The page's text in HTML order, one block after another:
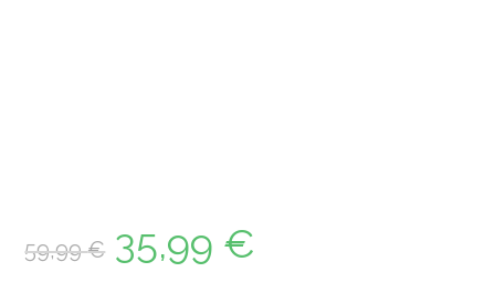
59,99€ 35,99 €